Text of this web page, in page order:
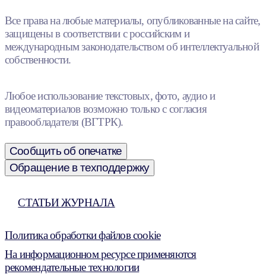
Все права на любые материалы, опубликованные на сайте,
защищены в соответствии с российским и
международным законодательством об интеллектуальной
собственности.
Любое использование текстовых, фото, аудио и
видеоматериалов возможно только с согласия
правообладателя (ВГТРК).
Сообщить об опечатке
Обращение в техподдержку
СТАТЬИ ЖУРНАЛА
Политика обработки файлов cookie
На информационном ресурсе применяются
рекомендательные технологии